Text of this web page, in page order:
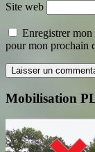
Site web
Enregistrer
pour mon prochain
Mobilisation